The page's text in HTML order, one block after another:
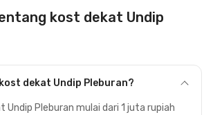
kost dekat Undip
dekat Undip Pleburan?
Undip Pleburan mulai dari 1 juta rupiah